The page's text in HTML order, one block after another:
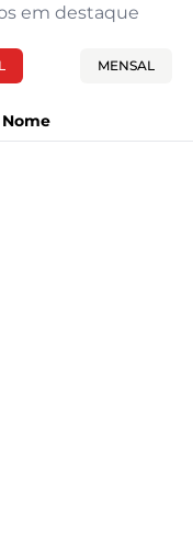
em destaque
MENSAL
Nome